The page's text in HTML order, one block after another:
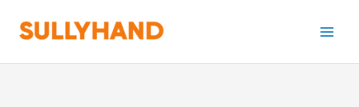
contenu